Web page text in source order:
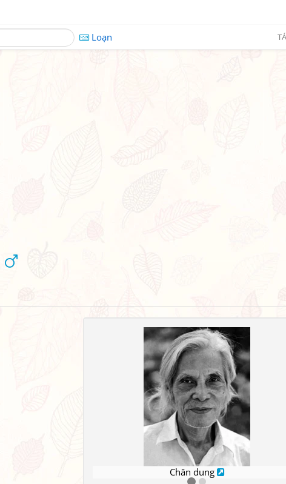
Loạn
Chân dung